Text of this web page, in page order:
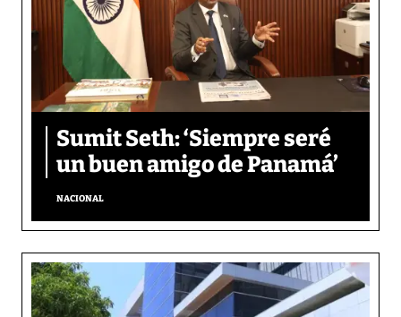
Sumit Seth: ‘Siempre seré
un buen amigo de Panamá’
NACIONAL